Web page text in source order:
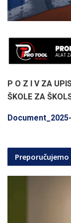
P O Z I V ZA
ŠKOLE ZA
Preporučujemo